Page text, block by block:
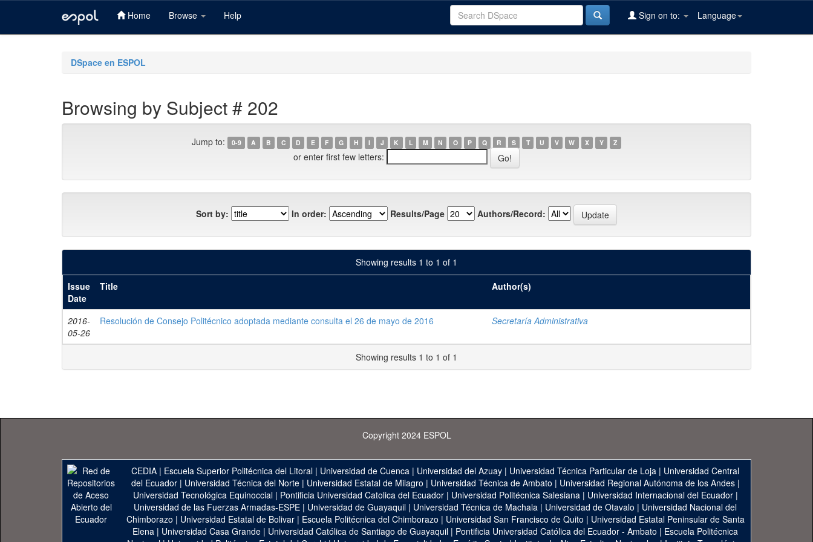
Home Browse Help Language
Sign on to:
DSpace en ESPOL
Browsing by Subject # 202
Jump to: 0-9 A B C D E F G H I J K L M N O P Q R S T U V W X Y Z
or enter first few letters:
Sort by: In order: Results/Page Authors/Record:
Showing results 1 to 1 of 1
Issue
Date
Title Author(s)
2016-
05-26
Resolución de Consejo Politécnico adoptada mediante consulta el 26 de mayo de 2016 Secretaría Administrativa
Showing results 1 to 1 of 1
Copyright 2024 ESPOL
CEDIA | Escuela Superior Politécnica del Litoral | Universidad de Cuenca | Universidad del Azuay | Universidad Técnica Particular de Loja | Universidad Central
del Ecuador| Universidad Técnica del Norte| Universidad Estatal de Milagro | Universidad Técnica de Ambato | Universidad Regional Autónoma de los Andes|
Universidad Tecnológica Equinoccial| Pontificia Universidad Catolica del Ecuador| Universidad Politécnica Salesiana| Universidad Internacional del Ecuador|
Universidad de las Fuerzas Armadas-ESPE | Universidad de Guayaquil | Universidad Técnica de Machala | Universidad de Otavalo | Universidad Nacional del
Chimborazo | Universidad Estatal de Bolivar| Escuela Politécnica del Chimborazo | Universidad San Francisco de Quito | Universidad Estatal Peninsular de Santa
Elena | Universidad Casa Grande | Universidad Católica de Santiago de Guayaquil | Pontificia Universidad Católica del Ecuador - Ambato | Escuela Politécnica